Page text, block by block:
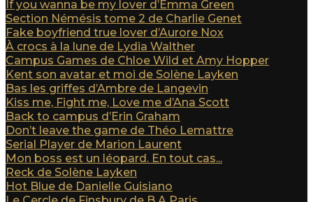
If you wanna be my lover d’Emma Green
Section Némésis tome 2 de Charlie Genet
Fake boyfriend true lover d’Aurore Nox
À crocs à la lune de Lydia Walther
Campus Games de Chloe Wild et Amy Hopper
Kent son avatar et moi de Solène Layken
Bas les griffes d’Ambre de Langevin
Kiss me, Fight me, Love me d’Ana Scott
Back to campus d’Erin Graham
Don’t leave the game de Théo Lemattre
Serial Player de Marion Laurent
Mon boss est un léopard. En tout cas...
Reck de Solène Layken
Hot Blue de Danielle Guisiano